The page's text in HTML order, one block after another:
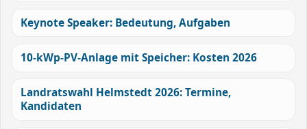
Keynote Speaker: Bedeutung, Aufgaben
10-kWp-PV-Anlage mit Speicher: Kosten 2026
Landratswahl Helmstedt 2026: Termine,
Kandidaten